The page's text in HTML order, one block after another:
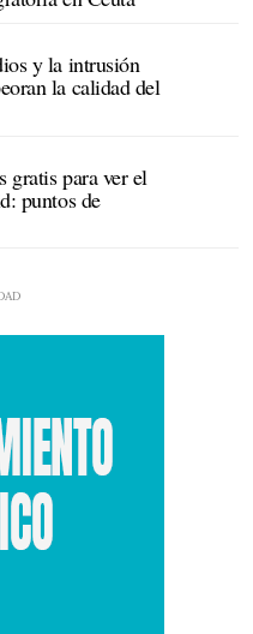
y la intrusión
la calidad del
gratis para ver el
puntos de